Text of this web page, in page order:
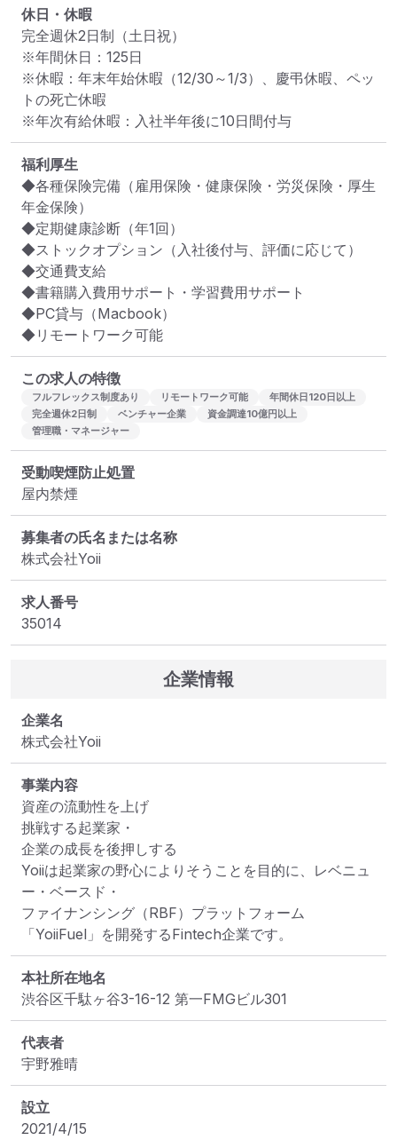
休日・休暇
完全週休2日制（土日祝）
※年間休日：125日
※休暇：年末年始休暇（12/30～1/3）、慶弔休暇、ペッ
トの死亡休暇
※年次有給休暇：入社半年後に10日間付与
福利厚生
◆各種保険完備（雇用保険・健康保険・労災保険・厚生
年金保険）
◆定期健康診断（年1回）
◆ストックオプション（入社後付与、評価に応じて）
◆交通費支給
◆書籍購入費用サポート・学習費用サポート
◆PC貸与（Macbook）
◆リモートワーク可能
この求人の特徴
フルフレックス制度あり リモートワーク可能
年間休日120日以上
完全週休2日制
ベンチャー企業
資金調達10億円以上
管理職・マネージャー
受動喫煙防止処置
屋内禁煙
募集者の氏名または名称
株式会社Yoii
求人番号
35014
企業情報
企業名
株式会社Yoii
事業内容
資産の流動性を上げ
挑戦する起業家・
企業の成長を後押しする
Yoiiは起業家の野心によりそうことを目的に、レベニュ
ー・ベースド・
ファイナンシング（RBF）プラットフォーム
「YoiiFuel」を開発するFintech企業です。
本社所在地名
渋谷区千駄ヶ谷3-16-12 第一FMGビル301
代表者
宇野雅晴
設立
2021/4/15